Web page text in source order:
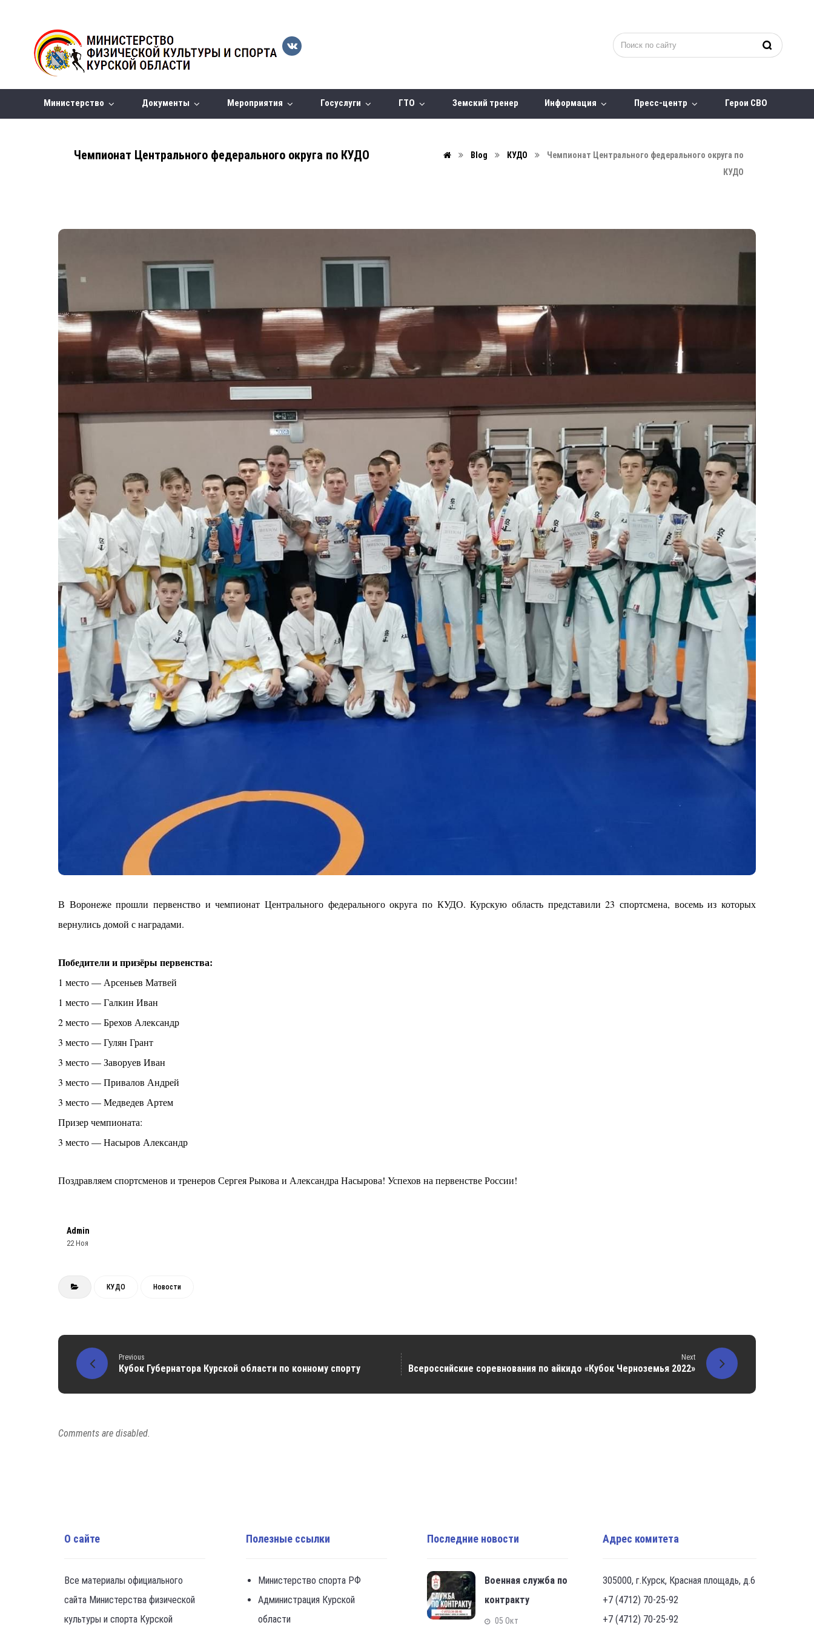
Министерство Документы Мероприятия Госуслуги ГТО Земский тренер Информация Пресс-центр Герои СВО
Чемпионат Центрального федерального округа по КУДО Blog КУДО
Чемпионат Центрального федерального округа по
КУДО
В Воронеже прошли первенство и чемпионат Центрального федерального округа по КУДО. Курскую область представили 23 спортсмена, восемь из которых
вернулись домой с наградами.
Победители и призёры первенства:
1 место — Арсеньев Матвей
1 место — Галкин Иван
2 место — Брехов Александр
3 место — Гулян Грант
3 место — Заворуев Иван
3 место — Привалов Андрей
3 место — Медведев Артем
Призер чемпионата:
3 место — Насыров Александр
Поздравляем спортсменов и тренеров Сергея Рыкова и Александра Насырова! Успехов на первенстве России!
Admin
22 Ноя
КУДО Новости
Previous
Кубок Губернатора Курской области по конному спорту
Next
Всероссийские соревнования по айкидо «Кубок Черноземья 2022»
Comments are disabled.
О сайте
Все материалы официального
сайта Министерства физической
культуры и спорта Курской
Полезные ссылки
Министерство спорта РФ
Администрация Курской
области
Последние новости
Военная служба по
контракту
05 Окт
Адрес комитета
305000, г.Курск, Красная площадь, д.6
+7 (4712) 70-25-92
+7 (4712) 70-25-92